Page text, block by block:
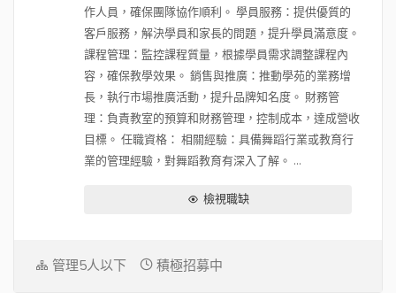
作人員，確保團隊協作順利。 學員服務：提供優質的
客戶服務，解決學員和家長的問題，提升學員滿意度。
課程管理：監控課程質量，根據學員需求調整課程內
容，確保教學效果。 銷售與推廣：推動學苑的業務增
長，執行市場推廣活動，提升品牌知名度。 財務管
理：負責教室的預算和財務管理，控制成本，達成營收
目標。 任職資格： 相關經驗：具備舞蹈行業或教育行
業的管理經驗，對舞蹈教育有深入了解。 ...
檢視職缺
管理5人以下 積極招募中